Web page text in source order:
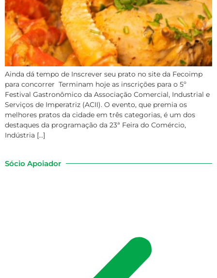
Ainda dá tempo de Inscrever seu prato no site da Fecoimp
para concorrer Terminam hoje as inscrições para o 5º
Festival Gastronômico da Associação Comercial, Industrial e
Serviços de Imperatriz (ACII). O evento, que premia os
melhores pratos da cidade em três categorias, é um dos
destaques da programação da 23ª Feira do Comércio,
Indústria […]
Sócio Apoiador